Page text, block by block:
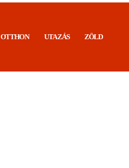
OTTHON UTAZÁS ZÖLD